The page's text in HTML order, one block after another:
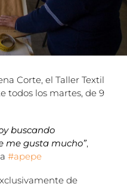
Corte, el Taller Textil
todos los martes, de 9
buscando
me gusta mucho”,
#apepe
de